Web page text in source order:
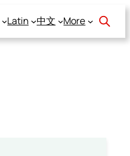
Latin 中文 More